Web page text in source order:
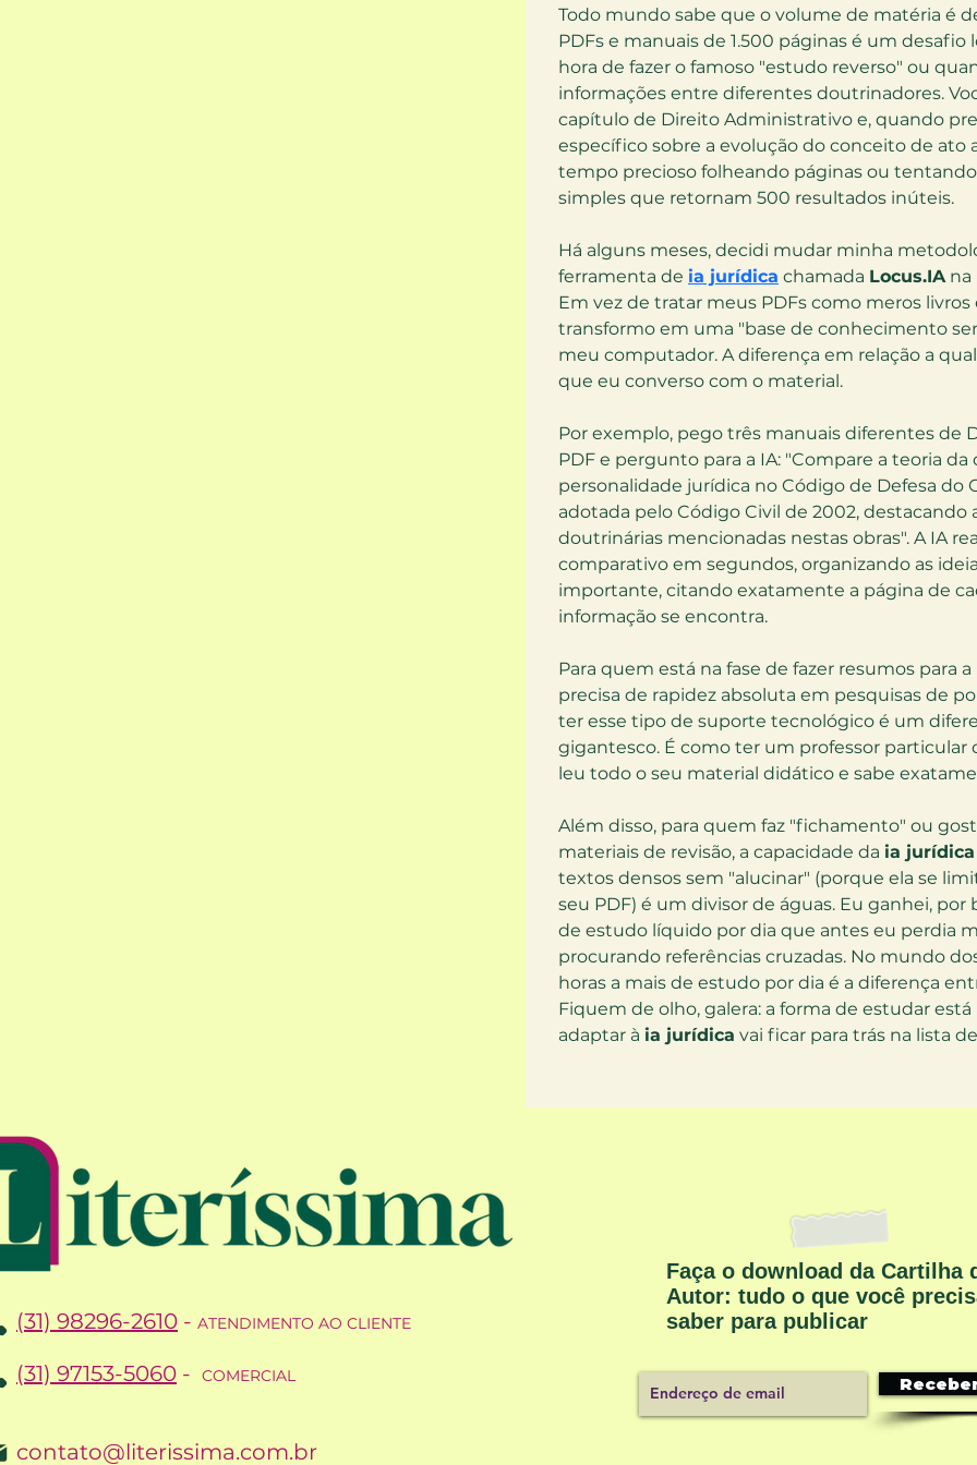
Todo mundo sabe que o volume de matéria é
PDFs e manuais de 1.500 páginas é um
hora de fazer o famoso "estudo reverso" ou
informações entre diferentes doutrinadores.
capítulo de Direito Administrativo e, quando
específico sobre a evolução do conceito de
tempo precioso folheando páginas ou
simples que retornam 500 resultados inúteis.
Há alguns meses, decidi mudar minha
ferramenta de ia jurídica chamada Locus.IA na
Em vez de tratar meus PDFs como meros
transformo em uma "base de conhecimento
meu computador. A diferença em relação a
que eu converso com o material.
Por exemplo, pego três manuais diferentes de
PDF e pergunto para a IA: "Compare a teoria
personalidade jurídica no Código de Defesa
adotada pelo Código Civil de 2002,
doutrinárias mencionadas nestas obras". A IA
comparativo em segundos, organizando as
importante, citando exatamente a página de
informação se encontra.
Para quem está na fase de fazer resumos para
precisa de rapidez absoluta em pesquisas de
ter esse tipo de suporte tecnológico é um
gigantesco. É como ter um professor
leu todo o seu material didático e sabe
Além disso, para quem faz "fichamento" ou
materiais de revisão, a capacidade da ia jurídica
textos densos sem "alucinar" (porque ela se
seu PDF) é um divisor de águas. Eu ganhei, por
de estudo líquido por dia que antes eu perdia
procurando referências cruzadas. No mundo
horas a mais de estudo por dia é a diferença
Fiquem de olho, galera: a forma de estudar
adaptar à ia jurídica vai ficar para trás na lista
Faça o download da Cartilha
Autor: tudo o que você
saber para publicar
(31) 98296-2610 - ATENDIMENTO AO CLIENTE
(31) 97153-5060 - COMERCIAL
contato@literissima.com.br